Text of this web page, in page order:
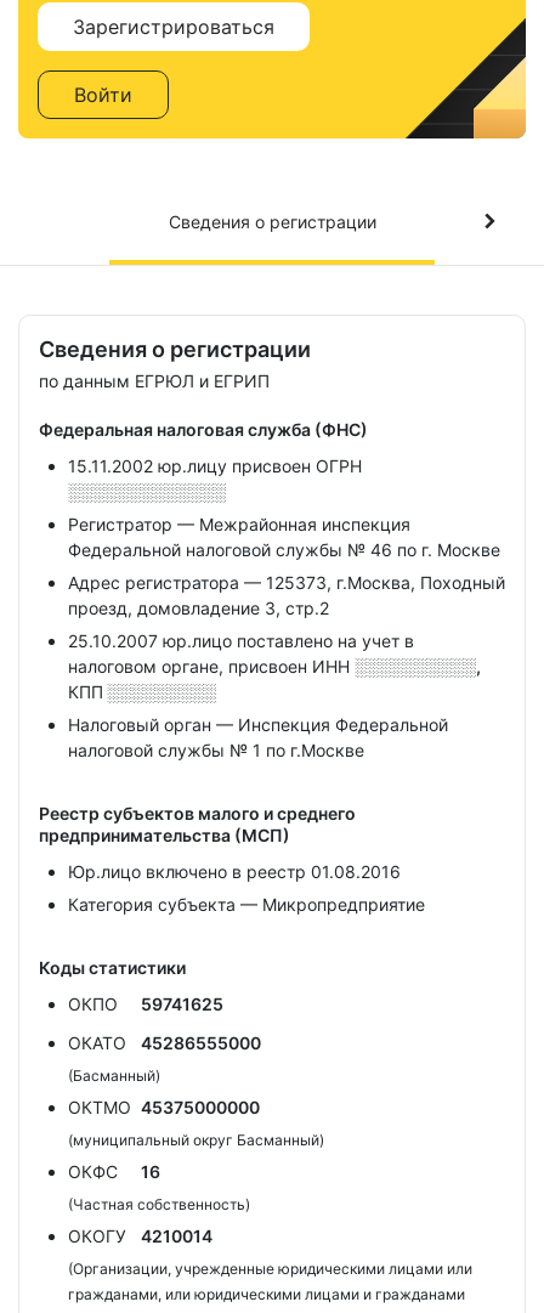
Зарегистрироваться
Войти
Сведения о регистрации
Сведения о регистрации
по данным ЕГРЮЛ и ЕГРИП
Федеральная налоговая служба (ФНС)
15.11.2002 юр.лицу присвоен ОГРН
░░░░░░░░░░░░░
Регистратор — Межрайонная инспекция
Федеральной налоговой службы № 46 по г. Москве
Адрес регистратора — 125373, г.Москва, Походный
проезд, домовладение 3, стр.2
25.10.2007 юр.лицо поставлено на учет в
налоговом органе, присвоен ИНН ░░░░░░░░░░,
КПП ░░░░░░░░░
Налоговый орган — Инспекция Федеральной
налоговой службы № 1 по г.Москве
Реестр субъектов малого и среднего
предпринимательства (МСП)
Юр.лицо включено в реестр 01.08.2016
Категория субъекта — Микропредприятие
Коды статистики
ОКПО
59741625
ОКАТО
45286555000
(Басманный)
ОКТМО 45375000000
(муниципальный округ Басманный)
ОКФС 16
(Частная собственность)
ОКОГУ 4210014
(Организации, учрежденные юридическими лицами или
гражданами, или юридическими лицами и гражданами